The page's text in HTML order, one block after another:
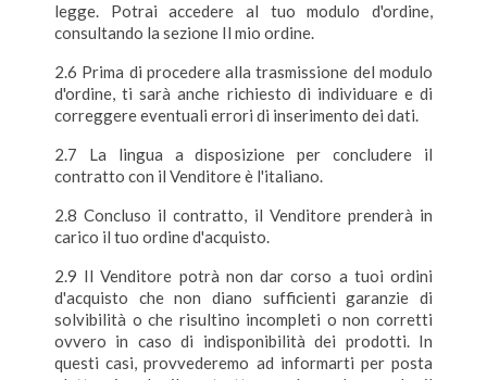
legge. Potrai accedere al tuo modulo d'ordine,
consultando la sezione Il mio ordine.
2.6 Prima di procedere alla trasmissione del modulo
d'ordine, ti sarà anche richiesto di individuare e di
correggere eventuali errori di inserimento dei dati.
2.7 La lingua a disposizione per concludere il
contratto con il Venditore è l'italiano.
2.8 Concluso il contratto, il Venditore prenderà in
carico il tuo ordine d'acquisto.
2.9 Il Venditore potrà non dar corso a tuoi ordini
d'acquisto che non diano sufficienti garanzie di
solvibilità o che risultino incompleti o non corretti
ovvero in caso di indisponibilità dei prodotti. In
questi casi, provvederemo ad informarti per posta